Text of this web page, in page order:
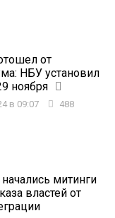
от
НБУ установил
ноября
в 09:07 488
митинги
властей от